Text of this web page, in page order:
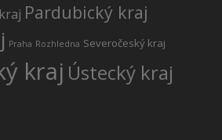
Pardubický kraj
Praha Rozhledna Severočeský kraj
kraj Ústecký kraj